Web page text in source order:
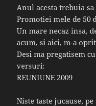
Anul acesta trebuia
Promotiei mele de 50
Un mare necaz insa,
acum, si aici, m-a
Desi ma pregatisem
versuri:
REUNIUNE 2009
Niste taste jucause,